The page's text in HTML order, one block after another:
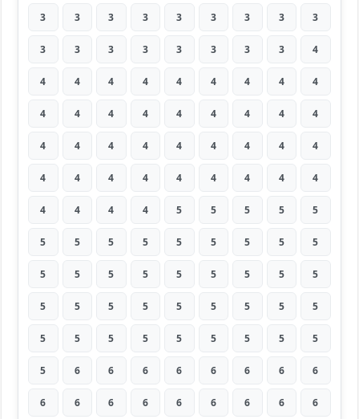
3 3 3 3 3 3 3 3 3
3 3 3 3 3 3 3 3 4
4 4 4 4 4 4 4 4 4
4 4 4 4 4 4 4 4 4
4 4 4 4 4 4 4 4 4
4 4 4 4 4 4 4 4 4
4 4 4 4 5 5 5 5 5
5 5 5 5 5 5 5 5 5
5 5 5 5 5 5 5 5 5
5 5 5 5 5 5 5 5 5
5 5 5 5 5 5 5 5 5
5 6 6 6 6 6 6 6 6
6 6 6 6 6 6 6 6 6